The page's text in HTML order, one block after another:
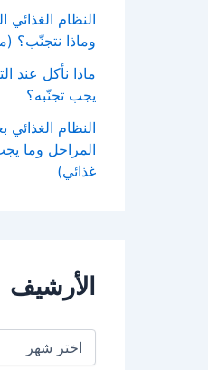
النظام الغذائي
وماذا نتجنّب؟
ماذا نأكل عند
يجب تجنّبه؟
النظام
المراحل وما
غذائي)
الأرشيف